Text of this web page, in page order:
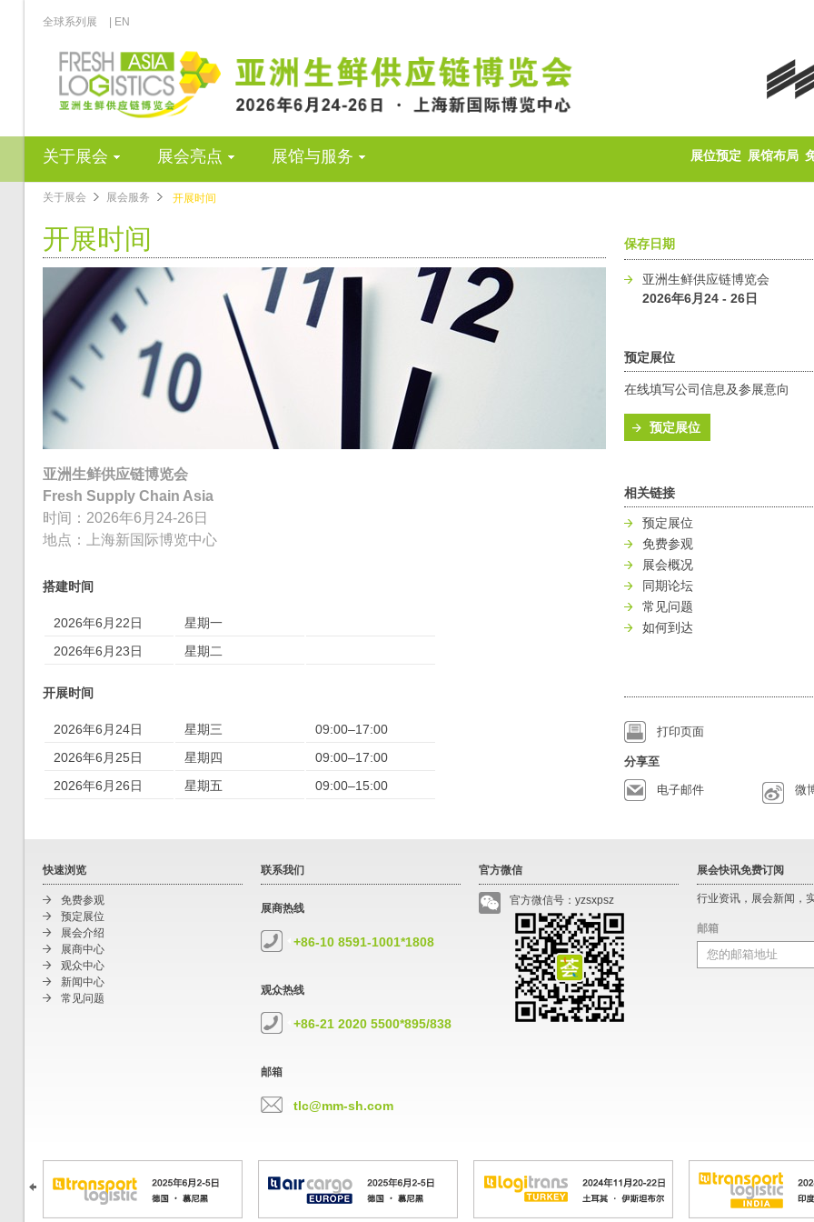
全球系列展 | EN
关于展会 展会亮点 展馆与服务 展位预定 展馆布局
关于展会 展会服务 开展时间
开展时间
亚洲生鲜供应链博览会
Fresh Supply Chain Asia
时间：2026年6月24-26日
地点：上海新国际博览中心
搭建时间
2026年6月22日
星期一
2026年6月23日
星期二
开展时间
2026年6月24日 星期三
09:00–17:00
2026年6月25日
星期四
09:00–17:00
2026年6月26日
星期五 09:00–15:00
保存日期
亚洲生鲜供应链博览会
2026年6月24 - 26日
预定展位
在线填写公司信息及参展意向
预定展位
相关链接
预定展位
免费参观
展会概况
同期论坛
常见问题
如何到达
打印页面
分享至
电子邮件 微
快速浏览
免费参观
预定展位
展会介绍
展商中心
观众中心
新闻中心
常见问题
联系我们
展商热线
+86-10 8591-1001*1808
观众热线
+86-21 2020 5500*895/838
邮箱
tlc@mm-sh.com
官方微信
官方微信号：yzsxpsz
展会快讯免费订阅
行业资讯，展会新闻，
邮箱